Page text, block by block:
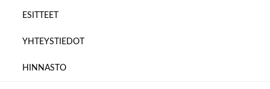
ESITTEET
YHTEYSTIEDOT
HINNASTO